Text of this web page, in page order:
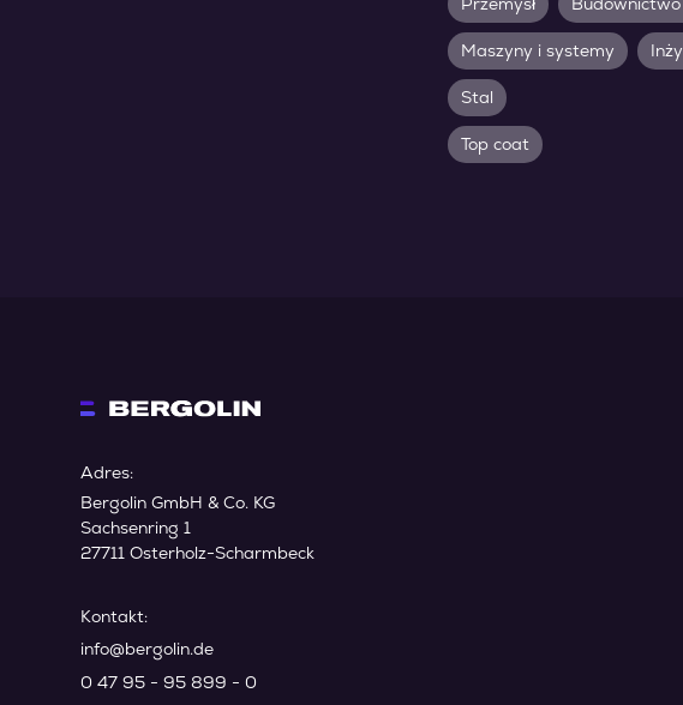
Maszyny i systemy
Stal
Top coat
Adres:
Bergolin GmbH & Co. KG
Sachsenring 1
27711 Osterholz-Scharmbeck
Kontakt:
info@bergolin.de
0 47 95 - 95 899 - 0